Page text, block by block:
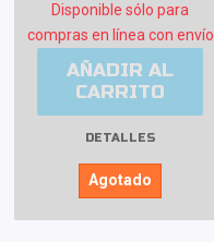
Disponible sólo para
compras en línea con envío
AÑADIR AL
CARRITO
DETALLES
Agotado